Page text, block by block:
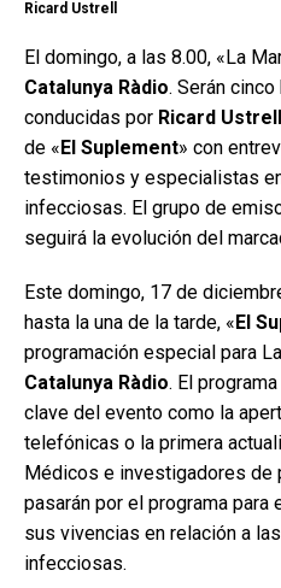
Ricard Ustrell
El domingo, a las 8.00, «La
Catalunya Ràdio. Serán
conducidas por Ricard Ustrell
de «El Suplement» con
testimonios y especialistas
infecciosas. El grupo de
seguirá la evolución del
Este domingo, 17 de
hasta la una de la tarde, «El
programación especial para
Catalunya Ràdio. El
clave del evento como la
telefónicas o la primera
Médicos e investigadores de
pasarán por el programa para
sus vivencias en relación a
infecciosas.